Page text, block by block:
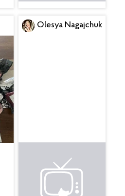
Вкусняха. Будемо
смакувати з вином 😍
Olesya Nagajchuk